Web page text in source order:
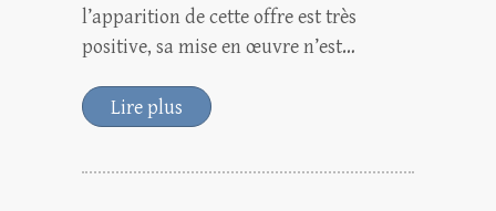
l’apparition de cette offre est très
positive, sa mise en œuvre n’est…
Lire plus